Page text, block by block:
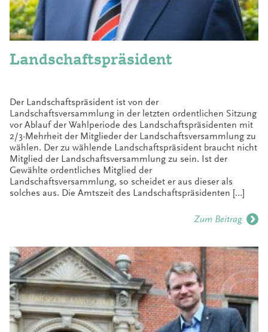
Landschafts­präsident
Der Landschaftspräsident ist von der
Landschaftsversammlung in der letzten ordentlichen Sitzung
vor Ablauf der Wahlperiode des Landschaftspräsidenten mit
2/3-Mehrheit der Mitglieder der Landschaftsversammlung zu
wählen. Der zu wählende Landschaftspräsident braucht nicht
Mitglied der Landschaftsversammlung zu sein. Ist der
Gewählte ordentliches Mitglied der
Landschaftsversammlung, so scheidet er aus dieser als
solches aus. Die Amtszeit des Landschaftspräsidenten […]
Zum Beitrag